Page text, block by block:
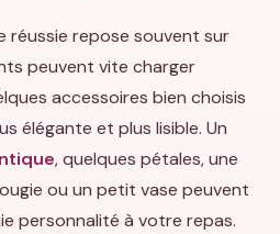
réussie repose souvent sur
peuvent vite charger
accessoires bien choisis
élégante et plus lisible. Un
, quelques pétales, une
ou un petit vase peuvent
personnalité à votre repas.